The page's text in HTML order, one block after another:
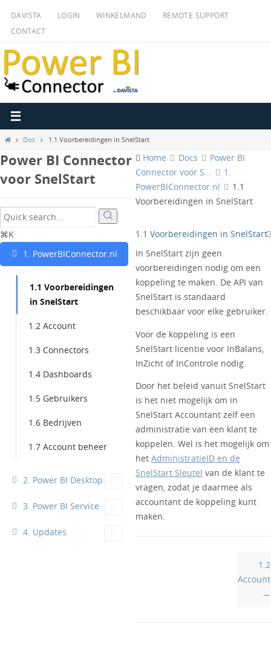
inhoud
DAVISTA LOGIN WINKELMAND
REMOTE SUPPORT
CONTACT
HomeDoc 1.1 Voorbereidingen in SnelStart
Power BI Connector
voor SnelStart
⌘K
1. PowerBIConnector.nl
1.1 Voorbereidingen
in SnelStart
1.2 Account
1.3 Connectors
1.4 Dashboards
1.5 Gebruikers
1.6 Bedrijven
1.7 Account beheer
2. Power BI Desktop
3. Power BI Service
4. Updates
Home Docs
Power BI
Connector voor S...
1.
PowerBIConnector.nl
1.1
Voorbereidingen in SnelStart
1.1 Voorbereidingen in SnelStart
In SnelStart zijn geen
voorbereidingen nodig om een
koppeling te maken. De API van
SnelStart is standaard
beschikbaar voor elke gebruiker.
Voor de koppeling is een
SnelStart licentie voor InBalans,
InZicht of InControle nodig.
Door het beleid vanuit SnelStart
is het niet mogelijk om in
SnelStart Accountant zelf een
administratie van een klant te
koppelen. Wel is het mogelijk om
het AdministratieID en de
SnelStart Sleutel van de klant te
vragen, zodat je daarmee als
accountant de koppeling kunt
maken.
1.2
Account
→